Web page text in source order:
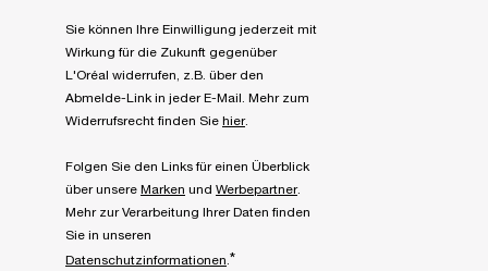
Sie können Ihre Einwilligung jederzeit mit
Wirkung für die Zukunft gegenüber
L'Oréal widerrufen, z.B. über den
Abmelde-Link in jeder E-Mail. Mehr zum
Widerrufsrecht finden Sie hier.
Folgen Sie den Links für einen Überblick
über unsere Marken und Werbepartner.
Mehr zur Verarbeitung Ihrer Daten finden
Sie in unseren
Datenschutzinformationen.*